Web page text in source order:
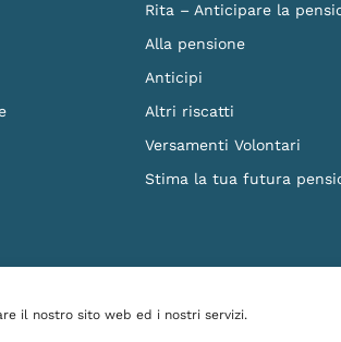
il nostro sito web ed i nostri servizi.
Rita – Anticipare la
Alla pensione
Anticipi
Altri riscatti
Versamenti Volontari
Stima la tua futura